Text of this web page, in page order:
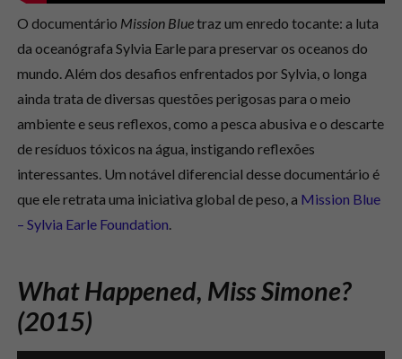
O documentário Mission Bluetraz um enredo tocante: a luta
da oceanógrafa Sylvia Earle para preservar os oceanos do
mundo. Além dos desafios enfrentados por Sylvia, o longa
ainda trata de diversas questões perigosas para o meio
ambiente e seus reflexos, como a pesca abusiva e o descarte
de resíduos tóxicos na água, instigando reflexões
interessantes. Um notável diferencial desse documentário é
que ele retrata uma iniciativa global de peso, a Mission Blue
– Sylvia Earle Foundation
What Happened, Miss Simone?
(2015)